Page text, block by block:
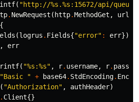
( "http://%s.%s:15672/api/queues/
. NewRequest ( http.MethodGet , url
{
(logrus . Fields{"error" : err})
,
err
( "%s:%s" , r. username, r.
"Basic " + base64. StdEncoding.
( "Authorization" , authHeader)
. Client{}